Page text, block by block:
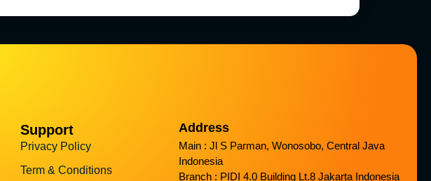
Support
Privacy Policy
Term & Conditions
Address
Main : Jl S Parman, Wonosobo, Central Java
Indonesia
Branch : PIDI 4.0 Building Lt.8 Jakarta Indonesia